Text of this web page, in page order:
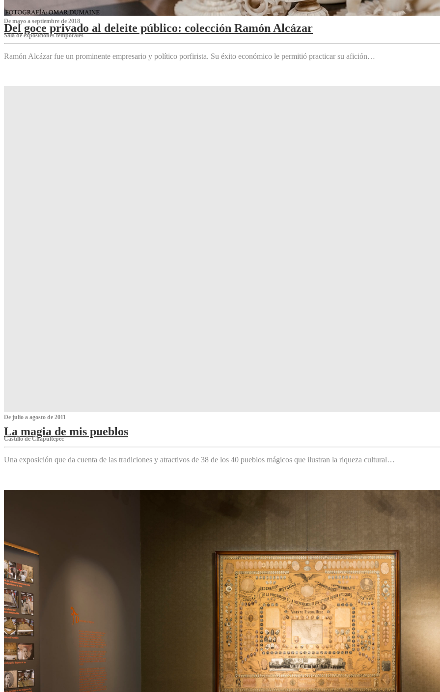
De mayo a septiembre de 2018
Del goce privado al deleite público: colección Ramón Alcázar
Sala de exposiciones temporales
Ramón Alcázar fue un prominente empresario y político porfirista. Su éxito económico le permitió practicar su afición…
De julio a agosto de 2011
La magia de mis pueblos
Castillo de Chapultepec
Una exposición que da cuenta de las tradiciones y atractivos de 38 de los 40 pueblos mágicos que ilustran la riqueza cultural…